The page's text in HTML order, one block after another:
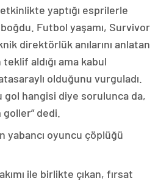
yaptığı esprilerle
Futbol yaşamı, Survivor
direktörlük anılarını anlatan
aldığı ama kabul
olduğunu vurguladı.
hangisi diye sorulunca da,
goller” dedi.
yabancı oyuncu çöplüğü
ile birlikte çıkan, fırsat